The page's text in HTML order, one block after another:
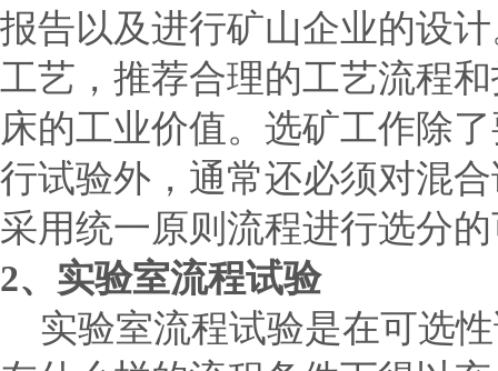
报告以及进行矿山企业的设
工艺，推荐合理的工艺流程
床的工业价值。选矿工作除
行试验外，通常还必须对混
采用统一原则流程进行选分
2、实验室流程试验
实验室流程试验是在可选